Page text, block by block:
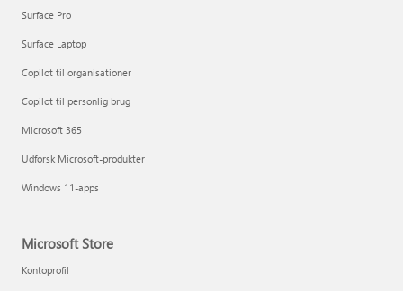
Surface Pro
Surface Laptop
Copilot til organisationer
Copilot til personlig brug
Microsoft 365
Udforsk Microsoft-produkter
Windows 11-apps
Microsoft Store
Kontoprofil